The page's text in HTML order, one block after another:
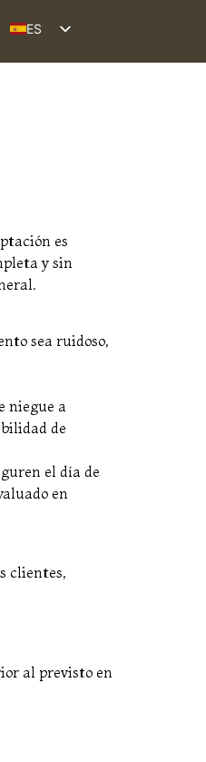
ES
es
y sin
sea ruidoso,
niegue a
de
el día de
en
clientes,
al previsto en